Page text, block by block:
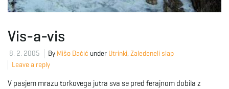
Vis-a-vis
8. 2. 2005 By Mišo Dačić under Utrinki, Zaledeneli slap
Leave a reply
V pasjem mrazu torkovega jutra sva se pred ferajnom dobila z